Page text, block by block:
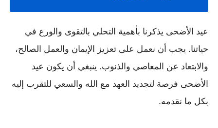
عيد الأضحى يذكرنا بأهمية التحلي بالتقوى والورع في
حياتنا. يجب أن نعمل على تعزيز الإيمان والعمل الصالح،
والابتعاد عن المعاصي والذنوب. ينبغي أن يكون عيد
الأضحى فرصة لتجديد العهد مع الله والسعي للتقرب إليه
بكل ما نقدمه.